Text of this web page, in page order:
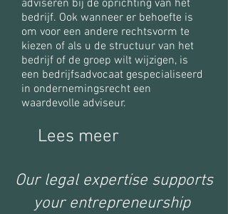
Our legal expertise supports
your entrepreneurship
adviseren bij de oprichting van het
bedrijf. Ook wanneer er behoefte is
om voor een andere rechtsvorm te
kiezen of als u de structuur van het
bedrijf of de groep wilt wijzigen, is
een bedrijfsadvocaat gespecialiseerd
in ondernemingsrecht een
waardevolle adviseur.
Lees meer